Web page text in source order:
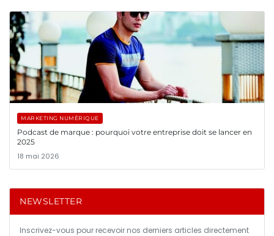
MARKETING NUMÉRIQUE
Podcast de marque : pourquoi votre entreprise doit se lancer en
2025
18 mai 2026
NEWSLETTER
Inscrivez-vous pour recevoir nos derniers articles directement